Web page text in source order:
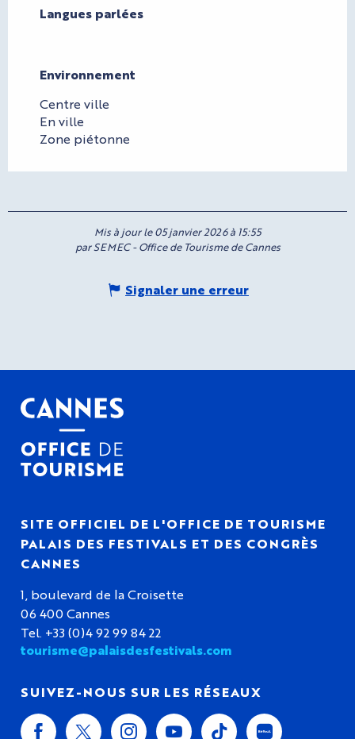
Langues parlées
Langues parlées
Environnement
Environnement
Centre ville
En ville
Zone piétonne
Mis à jour le 05 janvier 2026 à 15:55
par SEMEC - Office de Tourisme de Cannes
Signaler une erreur
SITE OFFICIEL DE L'OFFICE DE TOURISME
PALAIS DES FESTIVALS ET DES CONGRÈS
CANNES
1, boulevard de la Croisette
06 400 Cannes
Tel. +33 (0)4 92 99 84 22
tourisme@palaisdesfestivals.com
SUIVEZ-NOUS SUR LES RÉSEAUX